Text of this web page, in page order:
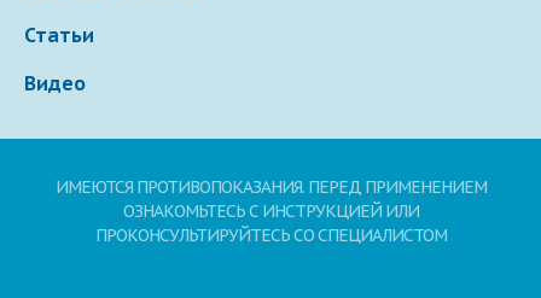
соглашениесайта.
Статьи
Видео
ИМЕЮТСЯ ПРОТИВОПОКАЗАНИЯ. ПЕРЕД ПРИМЕНЕНИЕМ
ОЗНАКОМЬТЕСЬ С ИНСТРУКЦИЕЙ ИЛИ
ПРОКОНСУЛЬТИРУЙТЕСЬ СО СПЕЦИАЛИСТОМ